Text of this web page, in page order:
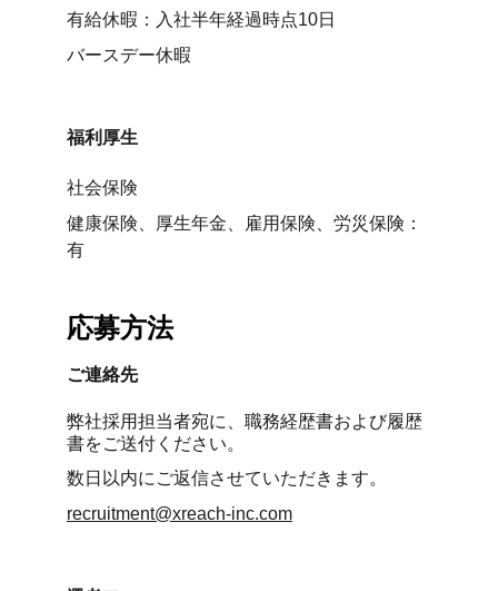
有給休暇：入社半年経過時点10日
バースデー休暇
福利厚生
社会保険
健康保険、厚生年金、雇用保険、労災保険：
有
ご連絡先
弊社採用担当者宛に、職務経歴書および履歴
書をご送付ください。
数日以内にご返信させていただきます。
recruitment@xreach-inc.com
応募方法